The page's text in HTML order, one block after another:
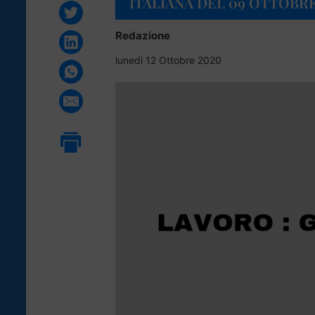
Redazione
lunedì 12 Ottobre 2020